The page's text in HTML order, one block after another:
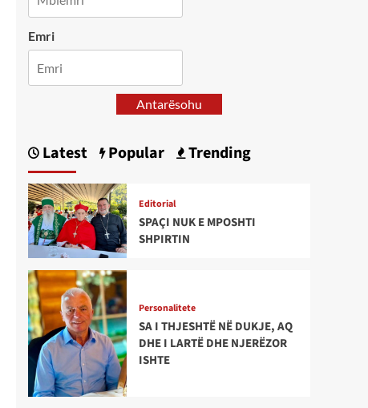
Emri
Antarësohu
Latest Popular Trending
Editorial
SPAÇI NUK E MPOSHTI
SHPIRTIN
Personalitete
SA I THJESHTË NË DUKJE, AQ
DHE I LARTË DHE NJERËZOR
ISHTE